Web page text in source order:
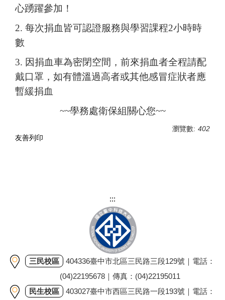
心踴躍參加！
2. 每次捐血皆可認證服務與學習課程2小時時
數
3. 因捐血車為密閉空間，前來捐血者全程請配
戴口罩，如有體溫過高者或其他感冒症狀者應
暫緩捐血
~~學務處衛保組關心您~~
瀏覽數: 402
友善列印
:::
三民校區
404336臺中市北區三民路三段129號｜電話：
(04)22195678｜傳真：(04)22195011
民生校區
403027臺中市西區三民路一段193號｜電話：